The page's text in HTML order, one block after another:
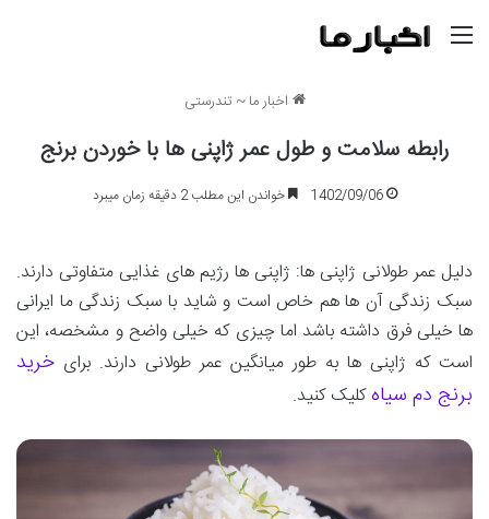
اخبار ما ~ تندرستی
رابطه سلامت و طول عمر ژاپنی ها با خوردن برنج
1402/09/06 خواندن این مطلب 2 دقیقه زمان میبرد
دلیل عمر طولانی ژاپنی ها: ژاپنی ها رژیم‌ های غذایی متفاوتی دارند.
سبک زندگی آن ها هم خاص است و شاید با سبک زندگی ما ایرانی
ها خیلی فرق داشته باشد اما چیزی که خیلی واضح و مشخصه، این
است که ژاپنی ها به طور میانگین عمر طولانی دارند. برای خرید
برنج دم سیاهکلیک کنید.